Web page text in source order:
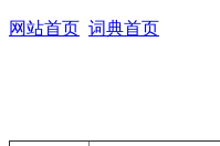
网站首页 词典首页